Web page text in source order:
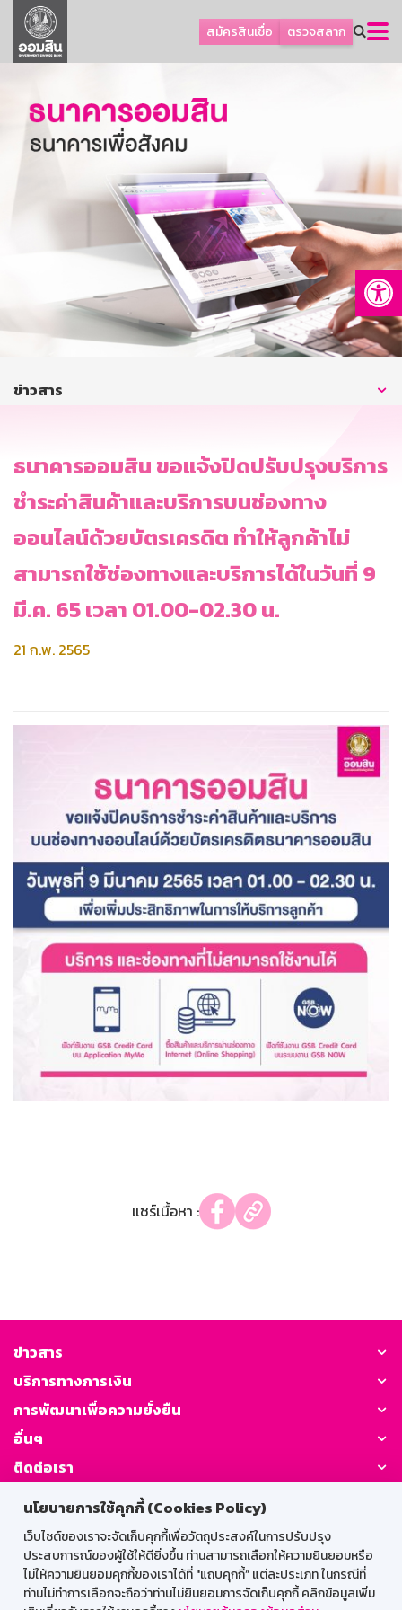
นโยบายการใช้คุกกี้ (Cookies Policy)
เว็บไซต์ของเราจะจัดเก็บคุกกี้เพื่อวัตถุประสงค์ในการปรับปรุง
ประสบการณ์ของผู้ใช้ให้ดียิ่งขึ้น ท่านสามารถเลือกให้ความยินยอมหรือ
ไม่ให้ความยินยอมคุกกี้ของเราได้ที่ "แถบคุกกี้” แต่ละประเภท ในกรณีที่
ท่านไม่ทำการเลือกจะถือว่าท่านไม่ยินยอมการจัดเก็บคุกกี้ คลิกข้อมูลเพิ่ม
สมัครสินเชื่อ ตรวจสลาก
ลูกค้าธุรกิจ
ลูกค้าผู้ประกอบรายย่อย
ออมเพื่อสุข
เกี่ยวกับธนาคาร
การพัฒนาที่ยั่งยืน
บริการทางการเงิน
ติดต่อเรา
บริการออนไลน์
ข่าวสาร
ธนาคารออมสิน ขอแจ้งปิดปรับปรุงบริการ
ชำระค่าสินค้าและบริการบนช่องทาง
ออนไลน์ด้วยบัตรเครดิต ทำให้ลูกค้าไม่
สามารถใช้ช่องทางและบริการได้ในวันที่ 9
มี.ค. 65 เวลา 01.00-02.30 น.
21 ก.พ. 2565
แชร์เนื้อหา :
ข่าวสาร
บริการทางการเงิน
การพัฒนาเพื่อความยั่งยืน
อื่นๆ
ติดต่อเรา
GSB Society:
สำหรับพนักงาน